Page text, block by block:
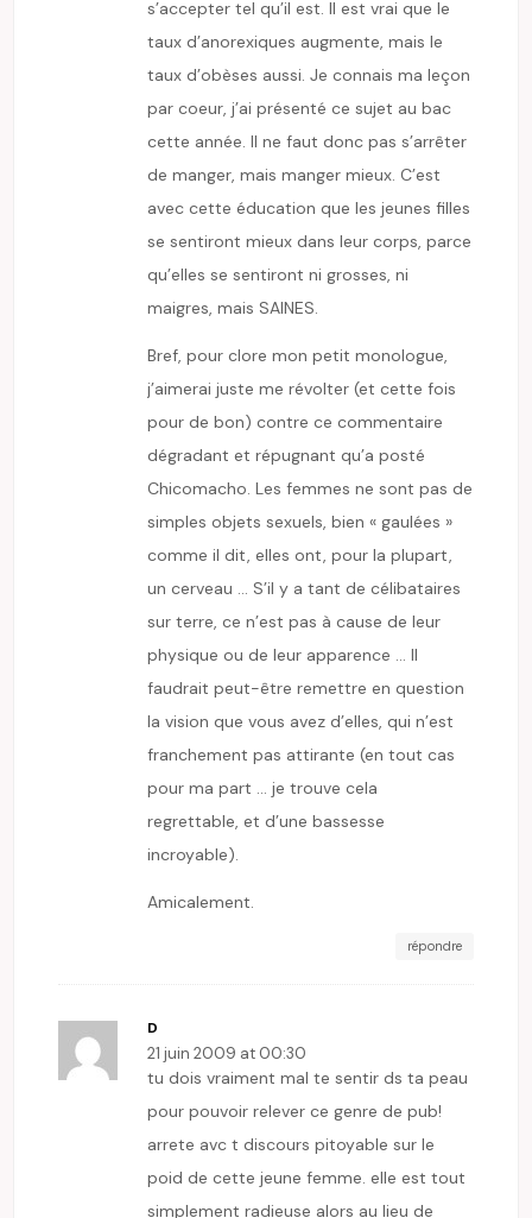
s’accepter tel qu’il est. Il est vrai que le
taux d’anorexiques augmente, mais le
taux d’obèses aussi. Je connais ma leçon
par coeur, j’ai présenté ce sujet au bac
cette année. Il ne faut donc pas s’arrêter
de manger, mais manger mieux. C’est
avec cette éducation que les jeunes filles
se sentiront mieux dans leur corps, parce
qu’elles se sentiront ni grosses, ni
maigres, mais SAINES.
Bref, pour clore mon petit monologue,
j’aimerai juste me révolter (et cette fois
pour de bon) contre ce commentaire
dégradant et répugnant qu’a posté
Chicomacho. Les femmes ne sont pas de
simples objets sexuels, bien « gaulées »
comme il dit, elles ont, pour la plupart,
un cerveau … S’il y a tant de célibataires
sur terre, ce n’est pas à cause de leur
physique ou de leur apparence … Il
faudrait peut-être remettre en question
la vision que vous avez d’elles, qui n’est
franchement pas attirante (en tout cas
pour ma part … je trouve cela
regrettable, et d’une bassesse
incroyable).
Amicalement.
répondre
D
21 juin 2009 at 00:30
tu dois vraiment mal te sentir ds ta peau
pour pouvoir relever ce genre de pub!
arrete avc t discours pitoyable sur le
poid de cette jeune femme. elle est tout
simplement radieuse alors au lieu de